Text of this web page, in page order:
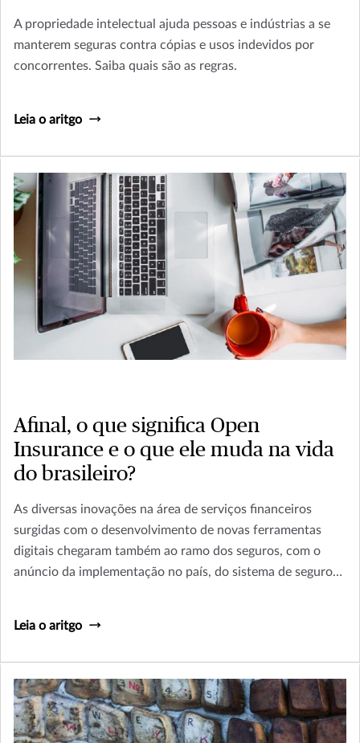
A propriedade intelectual ajuda pessoas e indústrias a se
manterem seguras contra cópias e usos indevidos por
concorrentes. Saiba quais são as regras.
Leia o aritgo
Afinal, o que significa Open
Insurance e o que ele muda na vida
do brasileiro?
As diversas inovações na área de serviços financeiros
surgidas com o desenvolvimento de novas ferramentas
digitais chegaram também ao ramo dos seguros, com o
anúncio da implementação no país, do sistema de seguros
Leia o aritgo